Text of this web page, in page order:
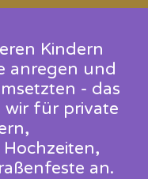
Kindern
anregen und
- das
wir für private
an.